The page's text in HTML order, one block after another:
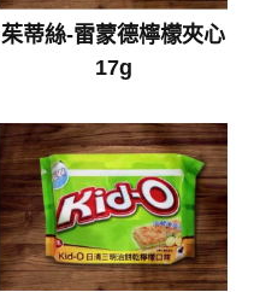
茱蒂絲-雷蒙德檸檬夾心
17g